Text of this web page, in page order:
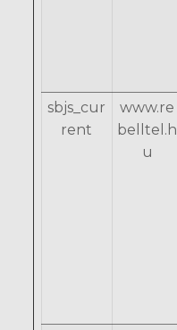
sbjs_cur
rent
www.re
belltel.h
u